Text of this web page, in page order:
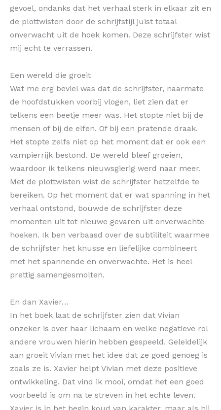
gevoel, ondanks dat het verhaal sterk in elkaar zit en
de plottwisten door de schrijfstijl juist totaal
onverwacht uit de hoek komen. Deze schrijfster wist
mij echt te verrassen.
Een wereld die groeit
Wat me erg beviel was dat de schrijfster, naarmate
de hoofdstukken voorbij vlogen, liet zien dat er
telkens een beetje meer was. Het stopte niet bij de
mensen of bij de elfen. Of bij een pratende draak.
Het stopte zelfs niet op het moment dat er ook een
vampierrijk bestond. De wereld bleef groeien,
waardoor ik telkens nieuwsgierig werd naar meer.
Met de plottwisten wist de schrijfster hetzelfde te
bereiken. Op het moment dat er wat spanning in het
verhaal ontstond, bouwde de schrijfster deze
momenten uit tot nieuwe gevaren uit onverwachte
hoeken. Ik ben verbaasd over de subtiliteit waarmee
de schrijfster het knusse en liefelijke combineert
met het spannende en onverwachte. Het is heel
prettig samengesmolten.
En dan Xavier…
In het boek laat de schrijfster zien dat Vivian
onzeker is over haar lichaam en welke negatieve rol
andere vrouwen hierin hebben gespeeld. Geleidelijk
aan groeit Vivian met het idee dat ze goed genoeg is
zoals ze is. Xavier helpt Vivian met deze positieve
ontwikkeling. Dat vind ik mooi, omdat het een goed
voorbeeld is om na te streven in het echte leven.
Xavier is in het begin koud van karakter, maar als hij